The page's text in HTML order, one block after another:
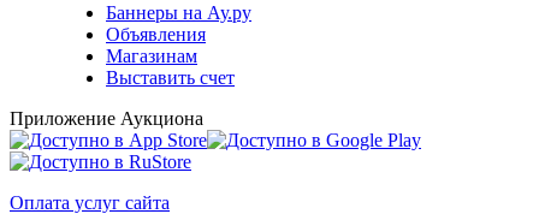
Баннеры на Ау.ру
Объявления
Магазинам
Выставить счет
Приложение Аукциона
Оплата услуг сайта